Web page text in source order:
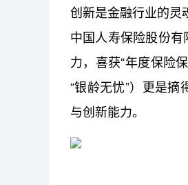
创新是金融行业的灵
中国人寿保险股份
力，喜获“年度保险
“银龄无忧”） 更是摘
与创新能力。